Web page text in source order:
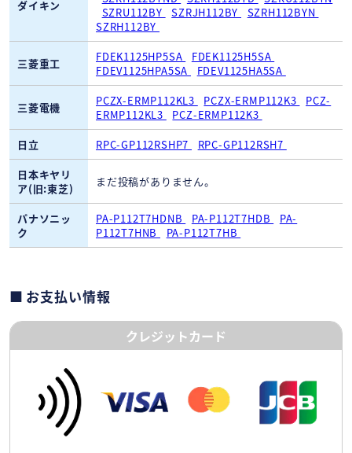
ダイキン
SZRU112BY
SZRJH112BY
SZRH112BYN
SZRH112BY
三菱重工 FDEK1125HP5SA
FDEK1125H5SA
FDEV1125HPA5SA
FDEV1125HA5SA
三菱電機 PCZX-ERMP112KL3 PCZX-ERMP112K3
PCZ-
ERMP112KL3
PCZ-ERMP112K3
日立
RPC-GP112RSHP7
RPC-GP112RSH7
日本キヤリ
ア(旧:東芝)
まだ投稿がありません。
パナソニッ
ク
PA-P112T7HDNB PA-P112T7HDB
PA-
P112T7HNB
PA-P112T7HB
お支払い情報
クレジットカード